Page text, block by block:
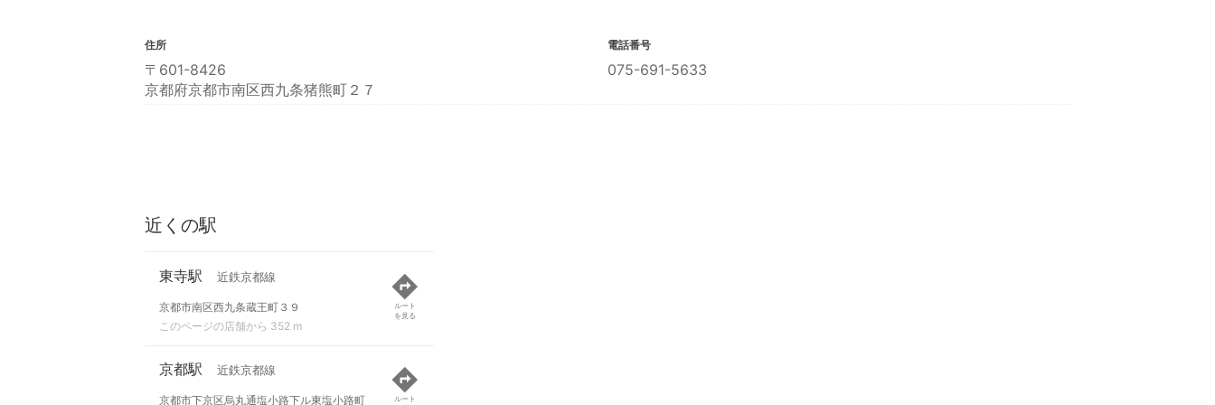
住所
〒601-8426
京都府京都市南区西九条猪熊町２７
電話番号
075-691-5633
近くの駅
東寺駅 近鉄京都線
京都市南区西九条蔵王町３９
このページの店舗から 352 m
ルート
を見る
京都駅 近鉄京都線
京都市下京区烏丸通塩小路下ル東塩小路町
ルート